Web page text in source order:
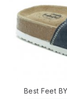
Best Feet